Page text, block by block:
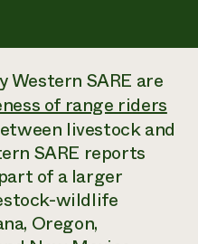
productos electrónicos
NorthWestern Energy
comunicación
Western SARE are
of range riders
livestock and
SARE reports
of a larger
wildlife
Oregon,